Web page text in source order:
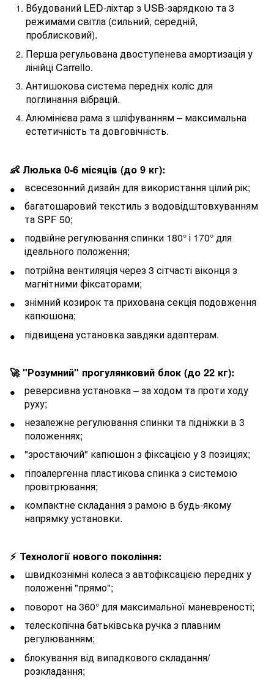
Вбудований LED-ліхтар з USB-зарядкою та 3
режимами світла (сильний, середній,
проблисковий).
Перша регульована двоступенева амортизація у
лінійці Carrello.
Антишокова система передніх коліс для
поглинання вібрацій.
Алюмінієва рама з шліфуванням – максимальна
естетичність та довговічність.
👶 Люлька 0-6 місяців (до 9 кг):
всесезонний дизайн для використання цілий рік;
багатошаровий текстиль з водовідштовхуванням
та SPF 50;
подвійне регулювання спинки 180° і 170° для
ідеального положення;
потрійна вентиляція через 3 сітчасті віконця з
магнітними фіксаторами;
знімний козирок та прихована секція подовження
капюшона;
підвищена установка завдяки адаптерам.
🚀 "Розумний" прогулянковий блок (до 22 кг):
реверсивна установка – за ходом та проти ходу
руху;
незалежне регулювання спинки та підніжки в 3
положеннях;
"зростаючий" капюшон з фіксацією у 3 позиціях;
гіпоалергенна пластикова спинка з системою
провітрювання;
компактне складання з рамою в будь-якому
напрямку установки.
⚡ Технології нового покоління:
швидкознімні колеса з автофіксацією передніх у
положенні "прямо";
поворот на 360° для максимальної маневреності;
телескопічна батьківська ручка з плавним
регулюванням;
блокування від випадкового складання/
розкладання;